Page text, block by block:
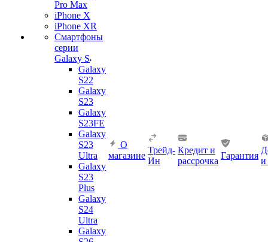
Pro Max
iPhone X
iPhone XR
Смартфоны
серии
Galaxy S
Galaxy
S22
Galaxy
S23
Galaxy
S23FE
Galaxy
S23
Ultra
Galaxy
S23
Plus
Galaxy
S24
Ultra
Galaxy
О
магазине
Трейд-
Ин
Кредит и
рассрочка
Гарантия
и